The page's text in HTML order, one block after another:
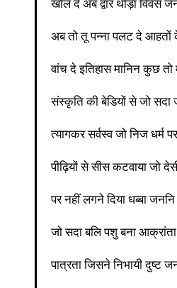
खोल दे अब द्वार थोड़ा विवस
अब तो तू पन्ना पलट दे आहतों
वांच दे इतिहास मानिन कुछ तो
संस्कृति की बेडियों से जो सदा
त्यागकर सर्वस्व जो निज धर्म
पीढ़ियों से सीस कटवाया जो
पर नहीं लगने दिया धब्बा
जो सदा बलि पशु बना
पात्रता जिसने निभायी दुष्ट